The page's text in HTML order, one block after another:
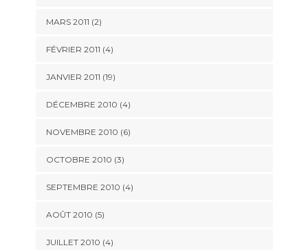
MARS 2011 (2)
FÉVRIER 2011 (4)
JANVIER 2011 (19)
DÉCEMBRE 2010 (4)
NOVEMBRE 2010 (6)
OCTOBRE 2010 (3)
SEPTEMBRE 2010 (4)
AOÛT 2010 (5)
JUILLET 2010 (4)